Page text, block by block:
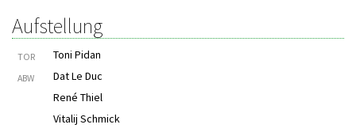
Aufstellung
TOR Toni Pidan
ABW
Dat Le Duc
René Thiel
Vitalij Schmick